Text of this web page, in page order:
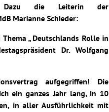
Dazu die Leiterin der
Marianne Schieder:
„ Deutschlands Rolle in
Dr. Wolfgang
aufgegriffen! Die
ein ganzes Jahr lang, in 10
in aller Ausführlichkeit mit